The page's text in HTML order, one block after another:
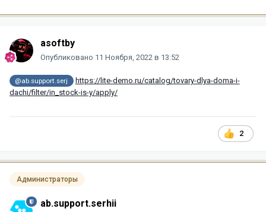
asoftby
Опубликовано 11 Ноября, 2022 в 13:52
@ab.support.serj
https://lite-demo.ru/catalog/tovary-dlya-doma-i-
dachi/filter/in_stock-is-y/apply/
2
Администраторы
ab.support.serhii